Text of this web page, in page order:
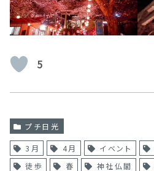
5
プチ日光
3月 4月 イベント
徒歩
春 神社仏閣